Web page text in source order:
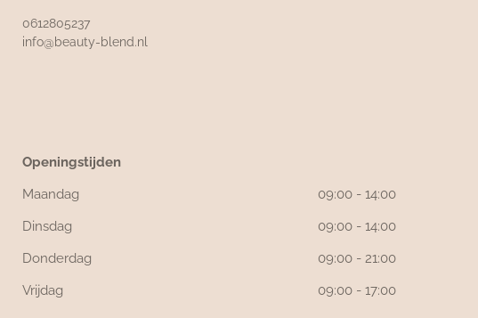
0612805237
info@beauty-blend.nl
Openingstijden
Maandag
09:00 - 14:00
Dinsdag
09:00 - 14:00
Donderdag
09:00 - 21:00
Vrijdag
09:00 - 17:00